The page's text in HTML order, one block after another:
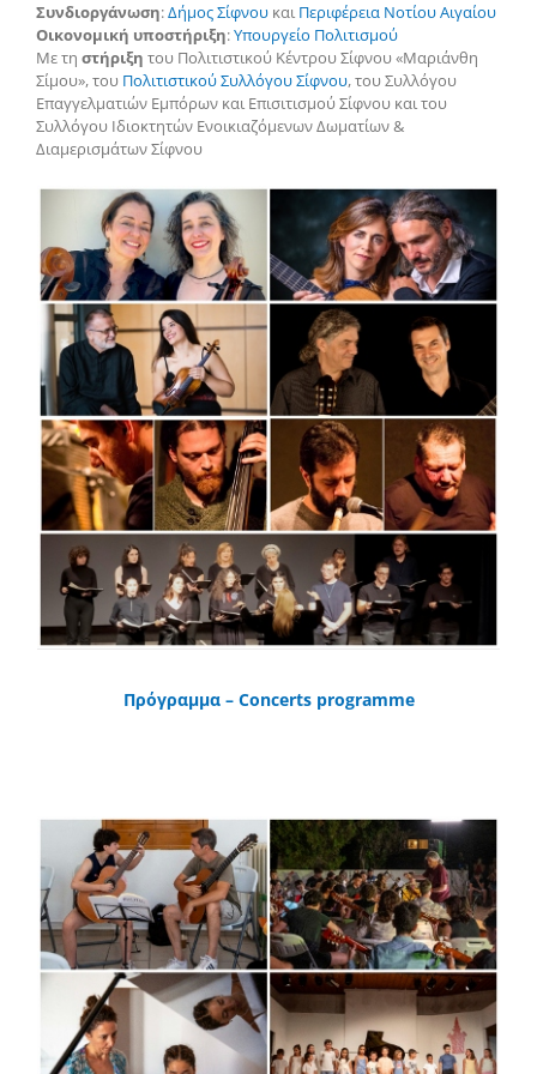
Συνδιοργάνωση:Δήμος Σίφνου και Περιφέρεια Νοτίου Αιγαίου
Οικονομική υποστήριξη:Υπουργείο Πολιτισμού
Με τη στήριξη του Πολιτιστικού Κέντρου Σίφνου «Μαριάνθη
Σίμου», του Πολιτιστικού Συλλόγου Σίφνου, του Συλλόγου
Επαγγελματιών Εμπόρων και Επισιτισμού Σίφνου και του
Συλλόγου Ιδιοκτητών Ενοικιαζόμενων Δωματίων &
Διαμερισμάτων Σίφνου
Πρόγραμμα – Concerts programme